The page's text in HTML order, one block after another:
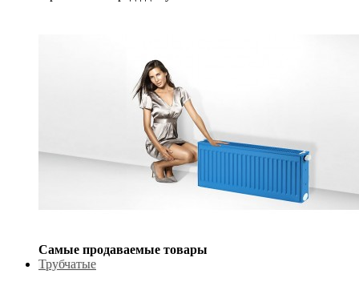
Самые продаваемые товары
Трубчатые